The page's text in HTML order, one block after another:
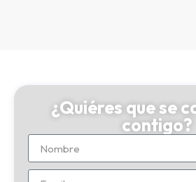
¿Quiéres que se
contigo?